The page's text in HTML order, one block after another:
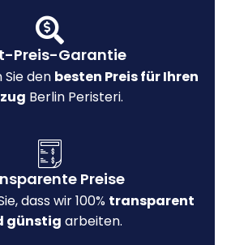
Preis-Garantie
Sie den besten Preis für Ihren
Berlin Peristeri.
Preise
dass wir 100% transparent
günstig arbeiten.